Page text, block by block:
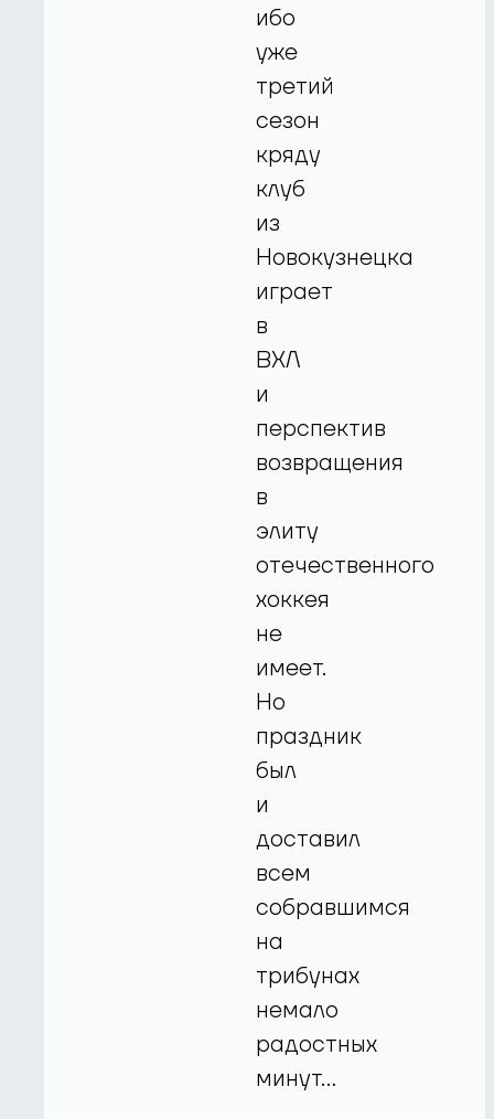
ибо
уже
третий
сезон
кряду
клуб
из
Новокузнецка
играет
в
ВХЛ
и
перспектив
возвращения
в
элиту
отечественного
хоккея
не
имеет.
Но
праздник
был
и
доставил
всем
собравшимся
на
трибунах
немало
радостных
минут…